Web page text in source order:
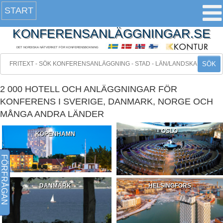
START
KONFERENSANLÄGGNINGAR.SE
DET NORDISKA NÄTVERKET FÖR KONFERENSBOKNING
SÖK
2 000 HOTELL OCH ANLÄGGNINGAR FÖR
KONFERENS I SVERIGE, DANMARK, NORGE OCH
MÅNGA ANDRA LÄNDER
KÖPENHAMN OSLO
DANMARK HELSINGFORS
FÖRFRÅGAN